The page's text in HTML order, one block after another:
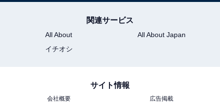
関連サービス
All About
All About Japan
イチオシ
サイト情報
会社概要
広告掲載